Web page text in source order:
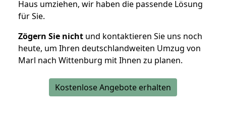
Haus umziehen, wir haben die passende Lösung
für Sie.
Zögern Sie nicht und kontaktieren Sie uns noch
heute, um Ihren deutschlandweiten Umzug von
Marl nach Wittenburg mit Ihnen zu planen.
Kostenlose Angebote erhalten